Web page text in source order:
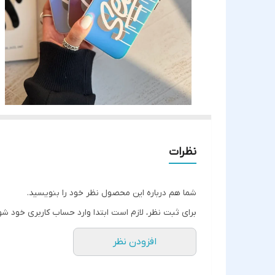
نظرات
شما هم درباره این محصول نظر خود را بنویسید.
برای ثبت نظر، لازم است ابتدا وارد حساب کاربری خود
افزودن نظر